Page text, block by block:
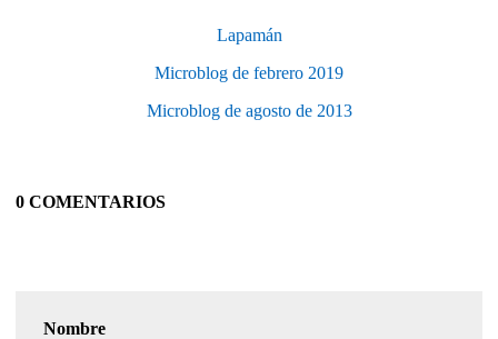
Lapamán
Microblog de febrero 2019
Microblog de agosto de 2013
0 COMENTARIOS
Nombre